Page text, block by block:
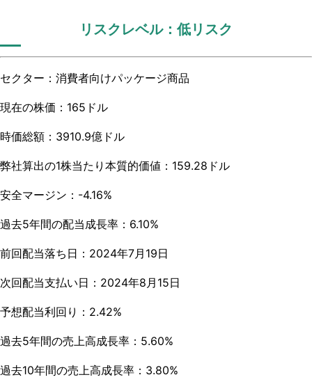
リスクレベル：低リスク
セクター：消費者向けパッケージ商品
現在の株価：165ドル
時価総額：3910.9億ドル
弊社算出の1株当たり本質的価値：159.28ドル
安全マージン：-4.16%
過去5年間の配当成長率：6.10%
前回配当落ち日：2024年7月19日
次回配当支払い日：2024年8月15日
予想配当利回り：2.42%
過去5年間の売上高成長率：5.60%
過去10年間の売上高成長率：3.80%